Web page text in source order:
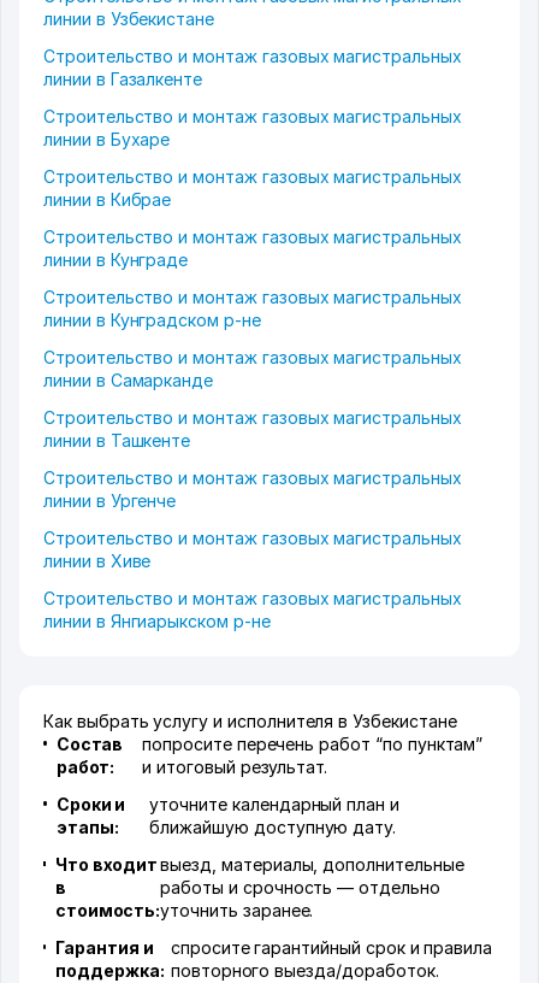
линии в Узбекистане
Строительство и монтаж газовых магистральных
линии в Газалкенте
Строительство и монтаж газовых магистральных
линии в Бухаре
Строительство и монтаж газовых магистральных
линии в Кибрае
Строительство и монтаж газовых магистральных
линии в Кунграде
Строительство и монтаж газовых магистральных
линии в Кунградском р-не
Строительство и монтаж газовых магистральных
линии в Самарканде
Строительство и монтаж газовых магистральных
линии в Ташкенте
Строительство и монтаж газовых магистральных
линии в Ургенче
Строительство и монтаж газовых магистральных
линии в Хиве
Строительство и монтаж газовых магистральных
линии в Янгиарыкском р-не
Как выбрать услугу и исполнителя в Узбекистане
Состав
работ:
попросите перечень работ “по пунктам”
и итоговый результат.
Сроки и
этапы:
уточните календарный план и
ближайшую доступную дату.
Что входит
в
стоимость:
выезд, материалы, дополнительные
работы и срочность — отдельно
уточнить заранее.
Гарантия и
поддержка:
спросите гарантийный срок и правила
повторного выезда/доработок.